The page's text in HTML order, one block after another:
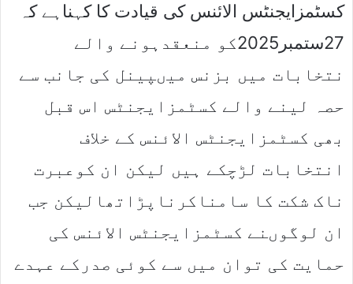
کسٹمزایجنٹس الائنس کی قیادت کا کہناہے کہ
27ستمبر2025کو منعقدہونے والے
نتخابات میں بزنس میںپینل کی جانب سے
حصہ لینے والے کسٹمزایجنٹس اس قبل
بھی کسٹمزایجنٹس الائنس کے خلاف
انتخابات لڑچکے ہیں لیکن ان کوعبرت
ناک شکت کا سامناکرناپڑاتھالیکن جب
ان لوگوںنے کسٹمزایجنٹس الائنس کی
حمایت کی توان میں سے کوئی صدرکے عہدے